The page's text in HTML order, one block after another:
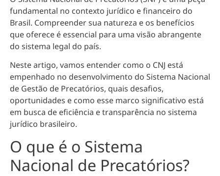
fundamental no contexto jurídico e financeiro do
Brasil. Compreender sua natureza e os benefícios
que oferece é essencial para uma visão abrangente
do sistema legal do país.
Neste artigo, vamos entender como o CNJ está
empenhado no desenvolvimento do Sistema Nacional
de Gestão de Precatórios, quais desafios,
oportunidades e como esse marco significativo está
em busca de eficiência e transparência no sistema
jurídico brasileiro.
O que é o Sistema
Nacional de Precatórios?